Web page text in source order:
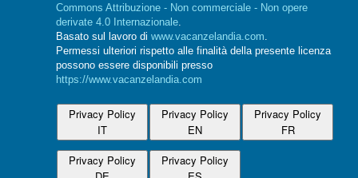
Commons Attribuzione - Non commerciale - Non opere
derivate 4.0 Internazionale
Basato sul lavoro di www.vacanzelandia.com
Permessi ulteriori rispetto alle finalità della presente licenza
possono essere disponibili presso
https://www.vacanzelandia.com
Privacy Policy
IT
Privacy Policy
EN
Privacy Policy
FR
Privacy Policy
Privacy Policy